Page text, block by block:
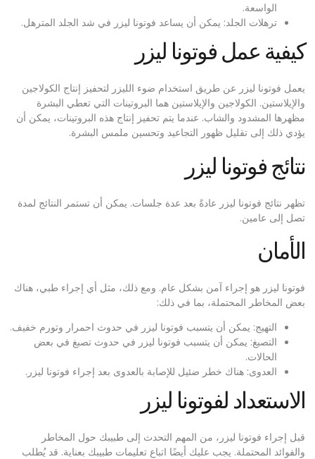
الواسعة.
ترهلات الجلد: يمكن أن يساعد فوتونا ليزر في شد الجلد المترهل.
كيفية عمل فوتونا ليزر
يعمل فوتونا ليزر عن طريق استخدام ضوء الليزر لتحفيز إنتاج الكولاجين
والإيلاستين. الكولاجين والإيلاستين هما البروتينات التي تعطي البشرة
مظهرها المشدود والشاب. عندما يتم تحفيز إنتاج هذه البروتينات، يمكن أن
يؤدي ذلك إلى تقليل ظهور التجاعيد وتحسين ملمس البشرة.
نتائج فوتونا ليزر
تظهر نتائج فوتونا ليزر عادةً بعد عدة جلسات. يمكن أن تستمر النتائج لمدة
تصل إلى عامين.
الأمان
فوتونا ليزر هو إجراء آمن بشكل عام. ومع ذلك، مثل أي إجراء طبي، هناك
بعض المخاطر المحتملة، بما في ذلك:
التهيج: يمكن أن يتسبب فوتونا ليزر في حدوث احمرار وتورم خفيف.
التصبغ: يمكن أن يتسبب فوتونا ليزر في حدوث تصبغ في بعض
الحالات.
العدوى: هناك خطر ضئيل للإصابة بالعدوى بعد إجراء فوتونا ليزر.
الاستعداد لفوتونا ليزر
قبل إجراء فوتونا ليزر، من المهم التحدث إلى طبيبك حول المخاطر
والفوائد المحتملة. يجب عليك أيضًا اتباع تعليمات طبيبك بعناية. قد يُطلب